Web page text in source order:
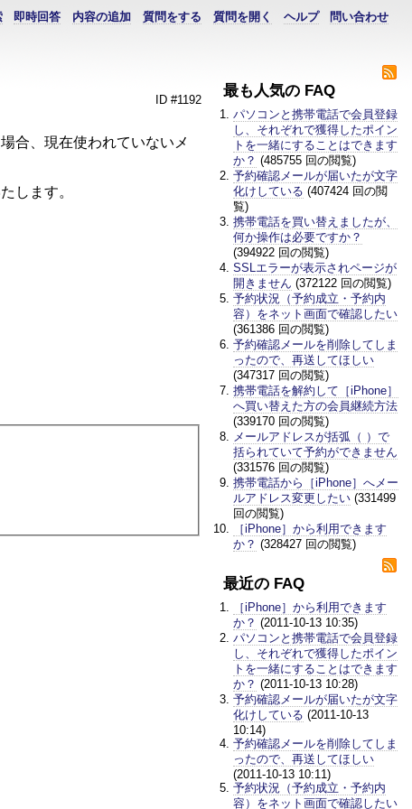
問い合わせ
ヘルプ
質問を開く
質問をする
内容の追加
即時回答
最も人気の FAQ
パソコンと携帯電話で会員登録
し、それぞれで獲得したポイン
トを一緒にすることはできます
か？ (485755 回の閲覧)
予約確認メールが届いたが文字
化けしている (407424 回の閲
覧)
携帯電話を買い替えましたが、
何か操作は必要ですか？
(394922 回の閲覧)
SSLエラーが表示されページが
開きません (372122 回の閲覧)
予約状況（予約成立・予約内
容）をネット画面で確認したい
(361386 回の閲覧)
予約確認メールを削除してしま
ったので、再送してほしい
(347317 回の閲覧)
携帯電話を解約して［iPhone］
へ買い替えた方の会員継続方法
(339170 回の閲覧)
メールアドレスが括弧（ ）で
括られていて予約ができません
(331576 回の閲覧)
携帯電話から［iPhone］へメー
ルアドレス変更したい (331499
回の閲覧)
［iPhone］から利用できます
か？ (328427 回の閲覧)
最近の FAQ
［iPhone］から利用できます
か？ (2011-10-13 10:35)
パソコンと携帯電話で会員登録
し、それぞれで獲得したポイン
トを一緒にすることはできます
か？ (2011-10-13 10:28)
予約確認メールが届いたが文字
化けしている (2011-10-13
10:14)
予約確認メールを削除してしま
ったので、再送してほしい
(2011-10-13 10:11)
予約状況（予約成立・予約内
容）をネット画面で確認したい
ID #1192
合、現在使われていないメ
します。